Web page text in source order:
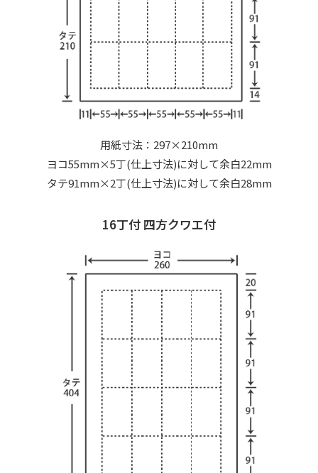
用紙寸法：297×210mm
ヨコ55mm×5丁(仕上寸法)に対して余白22mm
タテ91mm×2丁(仕上寸法)に対して余白28mm
16丁付 四方クワエ付